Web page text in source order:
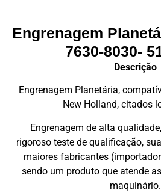
Engrenagem
7630-8030-
Descrição
Engrenagem Planetária,
New Holland, citados
Engrenagem de alta
rigoroso teste de qualificação,
maiores fabricantes
sendo um produto que atende
maquinário.